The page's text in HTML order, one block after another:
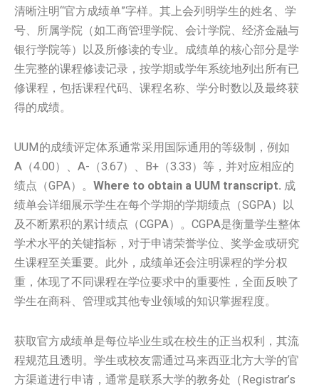
清晰注明“官方成绩单”字样。其上会列明学生的姓名、学
号、所属学院（如工商管理学院、会计学院、经济金融与
银行学院等）以及所修读的专业。成绩单的核心部分是学
生完整的课程修读记录，按学期或学年系统地列出所有已
修课程，包括课程代码、课程名称、学分时数以及最终获
得的成绩。
UUM的成绩评定体系通常采用国际通用的等级制，例如
A（4.00）、A-（3.67）、B+（3.33）等，并对应相应的
绩点（GPA）。 Where to obtain a UUM transcript. 成
绩单会详细展示学生在每个学期的学期绩点（SGPA）以
及不断累积的累计绩点（CGPA）。CGPA是衡量学生整体
学术水平的关键指标，对于申请荣誉学位、奖学金或研究
生课程至关重要。此外，成绩单还会注明课程的学分权
重，体现了不同课程在学位要求中的重要性，全面反映了
学生在商科、管理或其他专业领域的知识掌握程度。
获取官方成绩单是每位毕业生或在校生的正当权利，其流
程规范且透明。学生或校友需通过马来西亚北方大学的官
方渠道进行申请，通常是联系大学的教务处（Registrar’s